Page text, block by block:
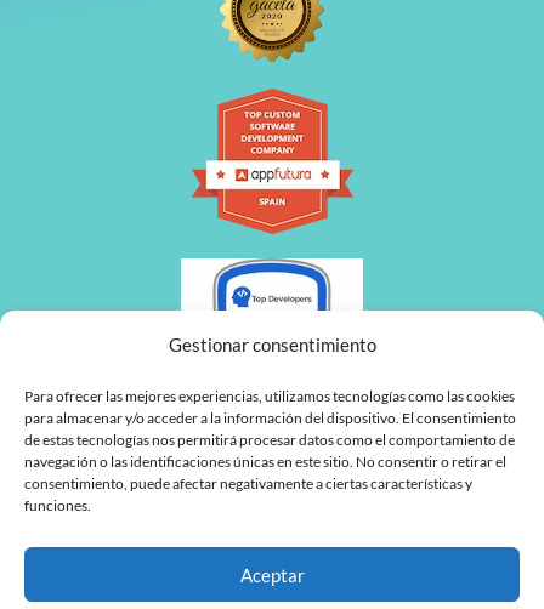
Gestionar consentimiento
Para ofrecer las mejores experiencias, utilizamos tecnologías como las cookies
para almacenar y/o acceder a la información del dispositivo. El consentimiento
de estas tecnologías nos permitirá procesar datos como el comportamiento de
navegación o las identificaciones únicas en este sitio. No consentir o retirar el
consentimiento, puede afectar negativamente a ciertas características y
funciones.
Aceptar